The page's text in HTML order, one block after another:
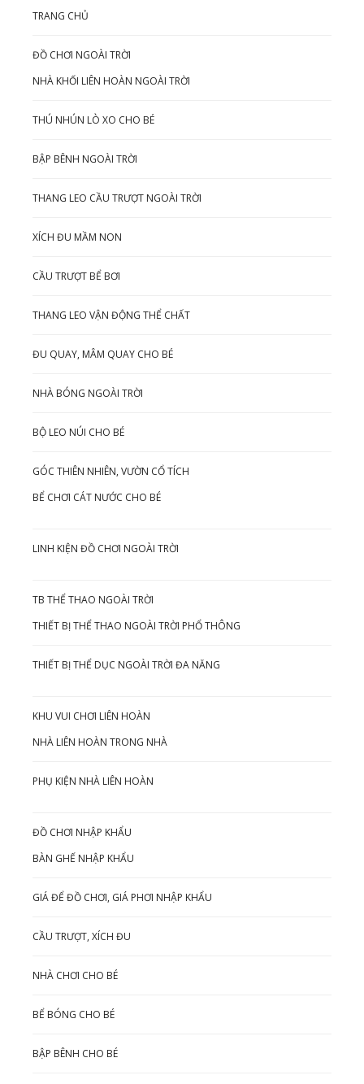
TRANG CHỦ
ĐỒ CHƠI NGOÀI TRỜI
NHÀ KHỐI LIÊN HOÀN NGOÀI TRỜI
THÚ NHÚN LÒ XO CHO BÉ
BẬP BÊNH NGOÀI TRỜI
THANG LEO CẦU TRƯỢT NGOÀI TRỜI
XÍCH ĐU MẦM NON
CẦU TRƯỢT BỂ BƠI
THANG LEO VẬN ĐỘNG THỂ CHẤT
ĐU QUAY, MÂM QUAY CHO BÉ
NHÀ BÓNG NGOÀI TRỜI
BỘ LEO NÚI CHO BÉ
GÓC THIÊN NHIÊN, VƯỜN CỔ TÍCH
BỂ CHƠI CÁT NƯỚC CHO BÉ
LINH KIỆN ĐỒ CHƠI NGOÀI TRỜI
TB THỂ THAO NGOÀI TRỜI
THIẾT BỊ THỂ THAO NGOÀI TRỜI PHỔ THÔNG
THIẾT BỊ THỂ DỤC NGOÀI TRỜI ĐA NĂNG
KHU VUI CHƠI LIÊN HOÀN
NHÀ LIÊN HOÀN TRONG NHÀ
PHỤ KIỆN NHÀ LIÊN HOÀN
ĐỒ CHƠI NHẬP KHẨU
BÀN GHẾ NHẬP KHẨU
GIÁ ĐỂ ĐỒ CHƠI, GIÁ PHƠI NHẬP KHẨU
CẦU TRƯỢT, XÍCH ĐU
NHÀ CHƠI CHO BÉ
BỂ BÓNG CHO BÉ
BẬP BÊNH CHO BÉ